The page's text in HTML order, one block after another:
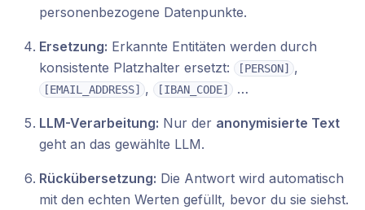
personenbezogene Datenpunkte.
Ersetzung: Erkannte Entitäten werden durch
konsistente Platzhalter ersetzt:
[PERSON] ,
[EMAIL_ADDRESS] , [IBAN_CODE] …
LLM-Verarbeitung: Nur der anonymisierte Text
geht an das gewählte LLM.
Rückübersetzung: Die Antwort wird automatisch
mit den echten Werten gefüllt, bevor du sie siehst.